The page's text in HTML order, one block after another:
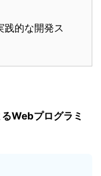
的な開発ス
Webプログラミ